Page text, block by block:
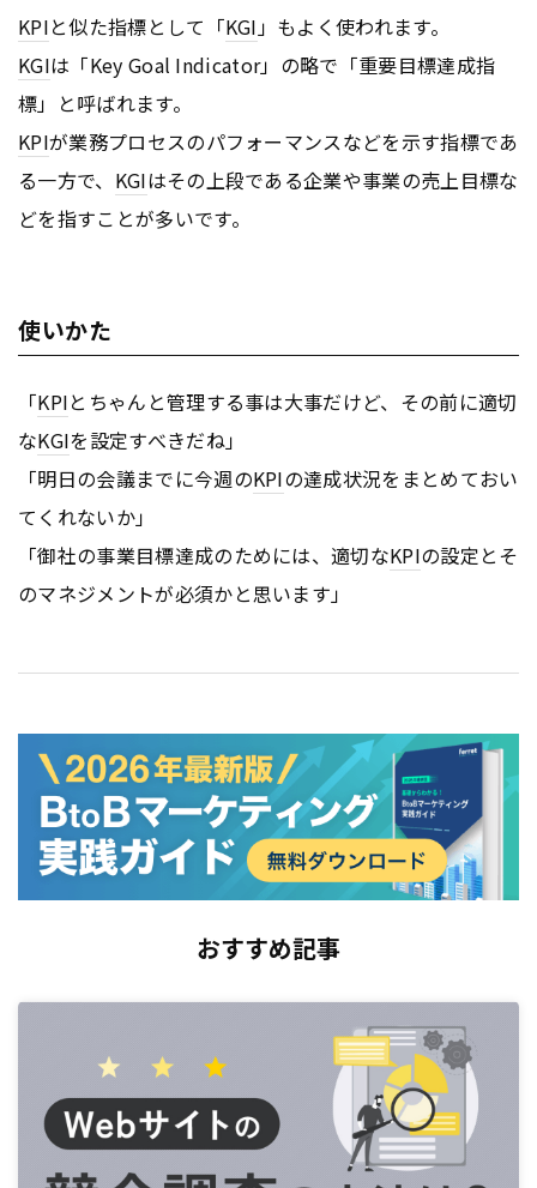
KPIと似た指標として「KGI」もよく使われます。
KGIは「Key Goal Indicator」の略で「重要目標達成指
標」と呼ばれます。
KPIが業務プロセスのパフォーマンスなどを示す指標であ
る一方で、 KGIはその上段である企業や事業の売上目標な
どを指すことが多いです。
使いかた
「KPIとちゃんと管理する事は大事だけど、その前に適切
なKGIを設定すべきだね」
「明日の会議までに今週のKPIの達成状況をまとめておい
てくれないか」
「御社の事業目標達成のためには、適切なKPIの設定とそ
のマネジメントが必須かと思います」
おすすめ記事